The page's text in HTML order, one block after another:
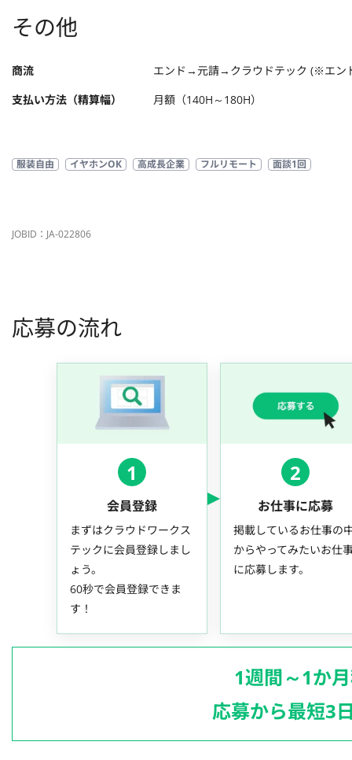
その他
商流
エンド→元請→クラウドテック (※エン
支払い方法（精算幅）
月額（140H～180H）
服装自由 イヤホンOK 高成長企業 フルリモート 面談1回
JOBID：JA-022806
応募の流れ
1
会員登録
まずはクラウドワークス
テックに会員登録しまし
ょう。
60秒で会員登録できま
す！
2
お仕事に応募
掲載しているお仕事の
からやってみたいお仕
に応募します。
1週間～1か
応募から最短3